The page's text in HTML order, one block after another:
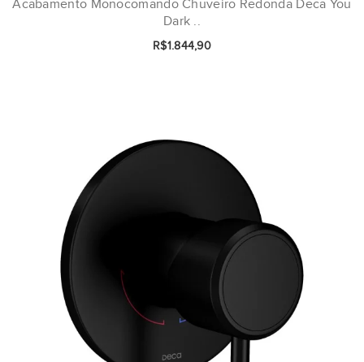
Acabamento Monocomando Chuveiro Redonda Deca You
Dark ..
R$1.844,90